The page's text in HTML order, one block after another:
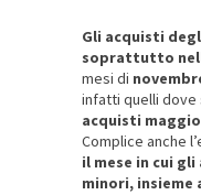
Gli acquisti
soprattutto
mesi di
infatti quelli
acquisti
Complice anche
il mese in cui
minori, insieme